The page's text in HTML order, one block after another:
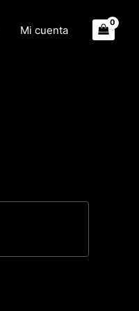
Mi cuenta